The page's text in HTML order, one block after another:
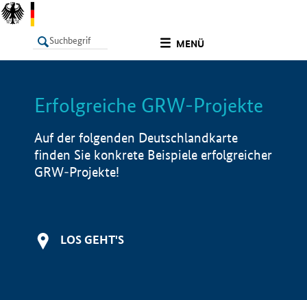
MENÜ
LISTE Info
Erfolgreiche GRW-Projekte
Auf der folgenden Deutschlandkarte
finden Sie konkrete Beispiele erfolgreicher
GRW-Projekte!
LOS GEHT'S